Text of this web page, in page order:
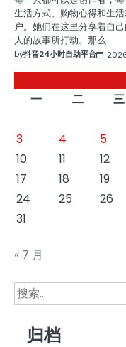
生活方式、购物心得和生
户。她们在这里分享着自
人的故事所打动。那么
by抖音24小时自助平台
一
二 三
3
4 5
10
11 12
17
18 19
24
25 26
31
« 7 月
搜
索：
归档